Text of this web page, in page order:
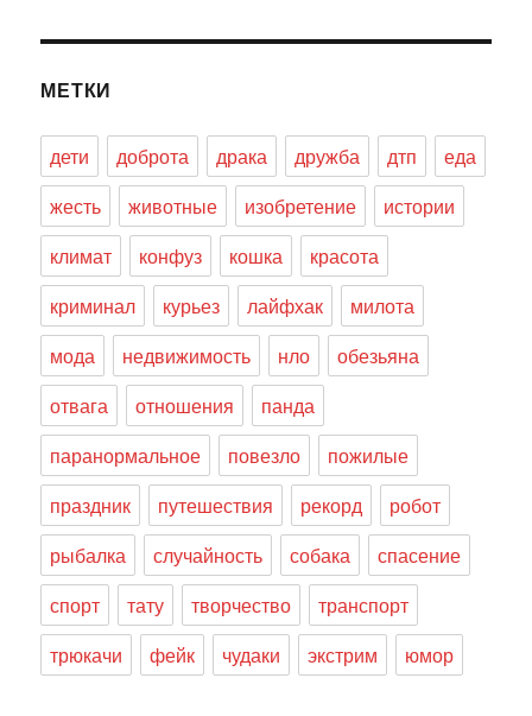
МЕТКИ
дети доброта драка дружба дтп
еда
жесть
животные изобретение
истории
климат
конфуз кошка
красота
криминал
курьез лайфхак
милота
мода
недвижимость нло
обезьяна
отвага
отношения
панда
паранормальное
повезло
пожилые
праздник
путешествия рекорд
робот
рыбалка
случайность собака
спасение
спорт
тату творчество
транспорт
трюкачи
фейк чудаки экстрим юмор